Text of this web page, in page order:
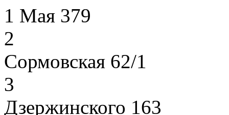
1 Мая 379
2
Сормовская 62/1
3
Дзержинского 163